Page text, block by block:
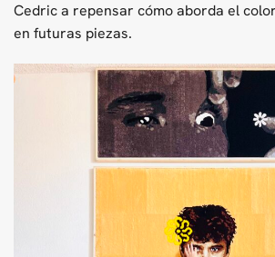
Cedric a repensar cómo aborda el
en futuras piezas.